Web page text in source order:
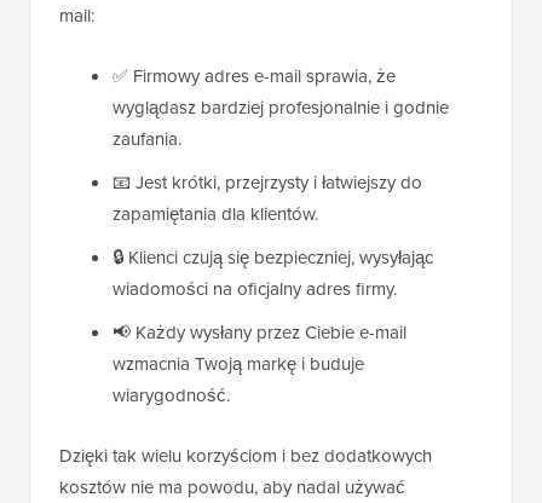
mail:
✅ Firmowy adres e-mail sprawia, że
wyglądasz bardziej profesjonalnie i godnie
zaufania.
📧 Jest krótki, przejrzysty i łatwiejszy do
zapamiętania dla klientów.
🔒 Klienci czują się bezpieczniej, wysyłając
wiadomości na oficjalny adres firmy.
📢 Każdy wysłany przez Ciebie e-mail
wzmacnia Twoją markę i buduje
wiarygodność.
Dzięki tak wielu korzyściom i bez dodatkowych
kosztów nie ma powodu, aby nadal używać